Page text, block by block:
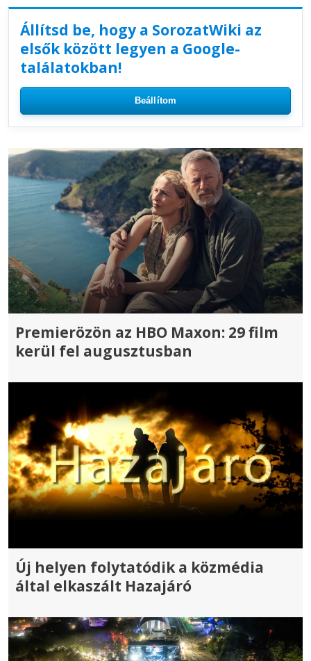
Állítsd be, hogy a SorozatWiki az
elsők között legyen a Google-
találatokban!
Beállítom
Premierözön az HBO Maxon: 29 film
kerül fel augusztusban
Új helyen folytatódik a közmédia
által elkaszált Hazajáró